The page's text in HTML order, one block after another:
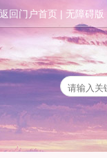
返回门户首页 | 无障碍版